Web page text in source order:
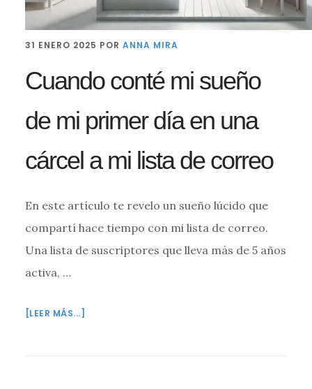
31 ENERO 2025 POR ANNA MIRA
Cuando conté mi sueño
de mi primer día en una
cárcel a mi lista de correo
En este artículo te revelo un sueño lúcido que
compartí hace tiempo con mi lista de correo.
Una lista de suscriptores que lleva más de 5 años
activa, …
[LEER MÁS...]